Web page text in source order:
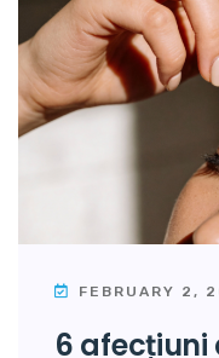
FEBRUARY 2,
6